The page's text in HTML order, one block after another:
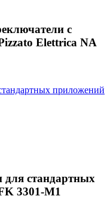
с
Elettrica NA
стандартных
3301-M1